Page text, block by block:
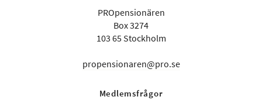
PROpensionären
Box 3274
103 65 Stockholm
propensionaren@pro.se
Medlemsfrågor